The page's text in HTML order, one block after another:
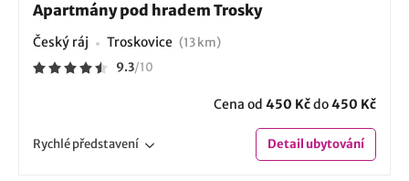
Apartmány pod hradem Trosky
Český ráj Troskovice (13 km)
9.3/10
Cena od 450 Kčdo450 Kč
Rychlépředstavení Detailubytování